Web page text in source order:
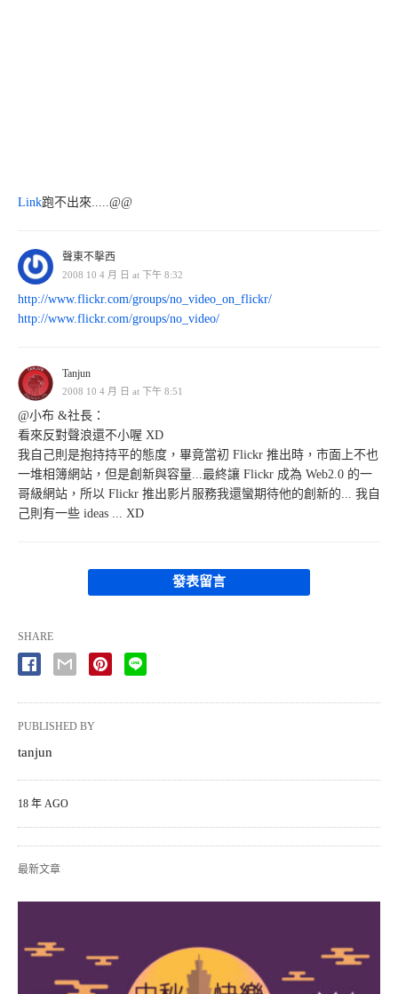
Link跑不出來.....@@
聲東不擊西
2008 10 4 月 日 at 下午 8:32
http://www.flickr.com/groups/no_video_on_flickr/
http://www.flickr.com/groups/no_video/
Tanjun
2008 10 4 月 日 at 下午 8:51
@小布 &社長：
看來反對聲浪還不小喔 XD
我自己則是抱持持平的態度，畢竟當初 Flickr 推出時，市面上不也
一堆相簿網站，但是創新與容量...最終讓 Flickr 成為 Web2.0 的一
哥級網站，所以 Flickr 推出影片服務我還蠻期待他的創新的... 我自
己則有一些 ideas ... XD
發表留言
SHARE
PUBLISHED BY
tanjun
18 年 AGO
最新文章